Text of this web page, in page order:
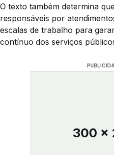
O texto também determina
responsáveis por
escalas de trabalho para
contínuo dos serviços
300 x